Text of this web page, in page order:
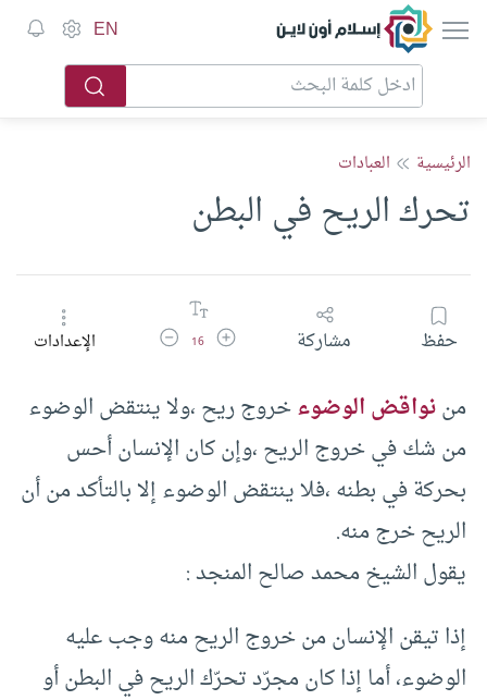
إسلام أون لاين EN
الرئيسية العبادات
تحرك الريح في البطن
حفظ مشاركة زيادة حجم الخط
16 تقليل حجم الخطالإعدادات
مننواقض الوضوءخروج ريح ،ولا ينتقض الوضوء
من شك في خروج الريح ،وإن كان الإنسان أحس
بحركة في بطنه ،فلا ينتقض الوضوء إلا بالتأكد من أن
الريح خرج منه.
يقول الشيخ محمد صالح المنجد :
إذا تيقن الإنسان من خروج الريح منه وجب عليه
الوضوء، أما إذا كان مجرّد تحرّك الريح في البطن أو